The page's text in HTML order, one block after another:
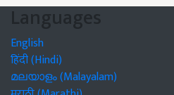
Languages
English
हिंदी (Hindi)
മലയാളം (Malayalam)